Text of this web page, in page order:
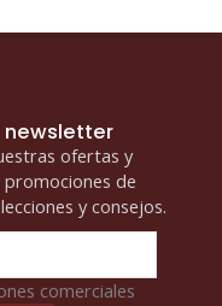
newsletter
ofertas y
promociones de
y consejos.
comerciales